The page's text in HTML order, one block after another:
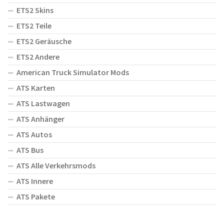
ETS2 Skins
ETS2 Teile
ETS2 Geräusche
ETS2 Andere
American Truck Simulator Mods
ATS Karten
ATS Lastwagen
ATS Anhänger
ATS Autos
ATS Bus
ATS Alle Verkehrsmods
ATS Innere
ATS Pakete